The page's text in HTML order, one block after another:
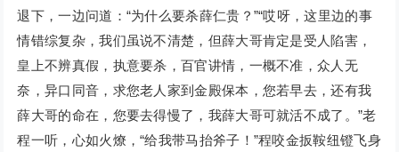
退下，一边问道：“为什么要杀薛仁贵？”“哎呀，这里边的事
情错综复杂，我们虽说不清楚，但薛大哥肯定是受人陷害，
皇上不辨真假，执意要杀，百官讲情，一概不准，众人无
奈，异口同音，求您老人家到金殿保本，您若早去，还有我
薛大哥的命在，您要去得慢了，我薛大哥可就活不成了。”老
程一听，心如火燎，“给我带马抬斧子！”程咬金扳鞍纽镫飞身